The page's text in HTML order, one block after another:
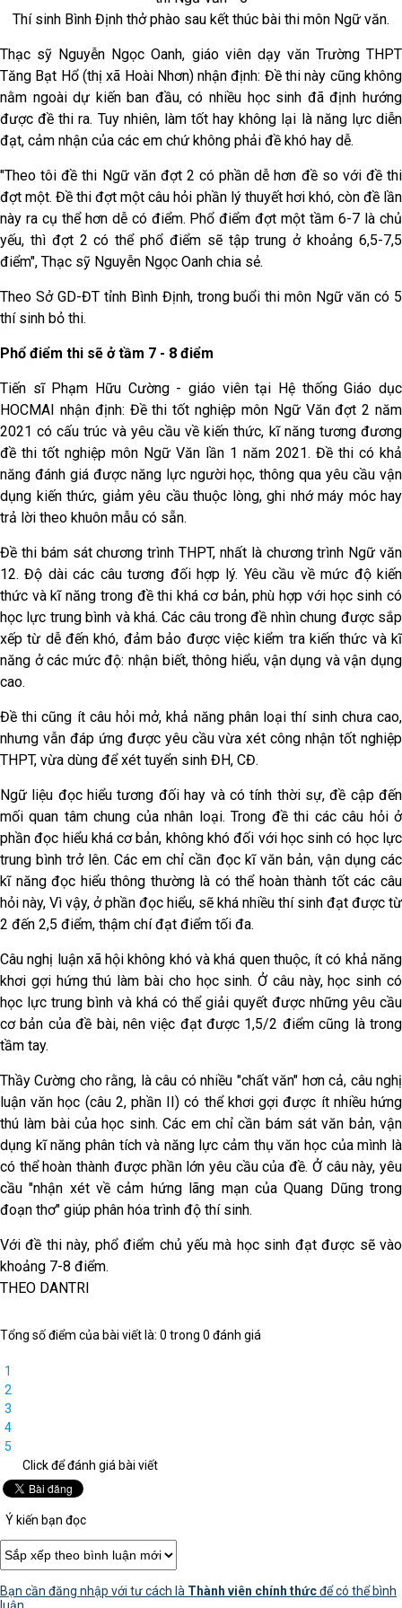
Thí sinh Bình Định thở phào sau kết thúc bài thi môn Ngữ văn.
Thạc sỹ Nguyễn Ngọc Oanh, giáo viên dạy văn Trường THPT
Tăng Bạt Hổ (thị xã Hoài Nhơn) nhận định: Đề thi này cũng không
nằm ngoài dự kiến ban đầu, có nhiều học sinh đã định hướng
được đề thi ra. Tuy nhiên, làm tốt hay không lại là năng lực diễn
đạt, cảm nhận của các em chứ không phải đề khó hay dễ.
"Theo tôi đề thi Ngữ văn đợt 2 có phần dễ hơn đề so với đề thi
đợt một. Đề thi đợt một câu hỏi phần lý thuyết hơi khó, còn đề lần
này ra cụ thể hơn dễ có điểm. Phổ điểm đợt một tầm 6-7 là chủ
yếu, thì đợt 2 có thể phổ điểm sẽ tập trung ở khoảng 6,5-7,5
điểm", Thạc sỹ Nguyễn Ngọc Oanh chia sẻ.
Theo Sở GD-ĐT tỉnh Bình Định, trong buổi thi môn Ngữ văn có 5
thí sinh bỏ thi.
Phổ điểm thi sẽ ở tầm 7 - 8 điểm
Tiến sĩ Phạm Hữu Cường - giáo viên tại Hệ thống Giáo dục
HOCMAI nhận định: Đề thi tốt nghiệp môn Ngữ Văn đợt 2 năm
2021 có cấu trúc và yêu cầu về kiến thức, kĩ năng tương đương
đề thi tốt nghiệp môn Ngữ Văn lần 1 năm 2021. Đề thi có khả
năng đánh giá được năng lực người học, thông qua yêu cầu vận
dụng kiến thức, giảm yêu cầu thuộc lòng, ghi nhớ máy móc hay
trả lời theo khuôn mẫu có sẵn.
Đề thi bám sát chương trình THPT, nhất là chương trình Ngữ văn
12. Độ dài các câu tương đối hợp lý. Yêu cầu về mức độ kiến
thức và kĩ năng trong đề thi khá cơ bản, phù hợp với học sinh có
học lực trung bình và khá. Các câu trong đề nhìn chung được sắp
xếp từ dễ đến khó, đảm bảo được việc kiểm tra kiến thức và kĩ
năng ở các mức độ: nhận biết, thông hiểu, vận dụng và vận dụng
cao.
Đề thi cũng ít câu hỏi mở, khả năng phân loại thí sinh chưa cao,
nhưng vẫn đáp ứng được yêu cầu vừa xét công nhận tốt nghiệp
THPT, vừa dùng để xét tuyển sinh ĐH, CĐ.
Ngữ liệu đọc hiểu tương đối hay và có tính thời sự, đề cập đến
mối quan tâm chung của nhân loại. Trong đề thi các câu hỏi ở
phần đọc hiểu khá cơ bản, không khó đối với học sinh có học lực
trung bình trở lên. Các em chỉ cần đọc kĩ văn bản, vận dụng các
kĩ năng đọc hiểu thông thường là có thể hoàn thành tốt các câu
hỏi này, Vì vậy, ở phần đọc hiểu, sẽ khá nhiều thí sinh đạt được từ
2 đến 2,5 điểm, thậm chí đạt điểm tối đa.
Câu nghị luận xã hội không khó và khá quen thuộc, ít có khả năng
khơi gợi hứng thú làm bài cho học sinh. Ở câu này, học sinh có
học lực trung bình và khá có thể giải quyết được những yêu cầu
cơ bản của đề bài, nên việc đạt được 1,5/2 điểm cũng là trong
tầm tay.
Thầy Cường cho rằng, là câu có nhiều "chất văn" hơn cả, câu nghị
luận văn học (câu 2, phần II) có thể khơi gợi được ít nhiều hứng
thú làm bài của học sinh. Các em chỉ cần bám sát văn bản, vận
dụng kĩ năng phân tích và năng lực cảm thụ văn học của mình là
có thể hoàn thành được phần lớn yêu cầu của đề. Ở câu này, yêu
cầu "nhận xét về cảm hứng lãng mạn của Quang Dũng trong
đoạn thơ" giúp phân hóa trình độ thí sinh.
Với đề thi này, phổ điểm chủ yếu mà học sinh đạt được sẽ vào
khoảng 7-8 điểm.
THEO DANTRI
Tổng số điểm của bài viết là: 0 trong 0 đánh giá
1
2
3
4
5
Click để đánh giá bài viết
Ý kiến bạn đọc
Bạn cần đăng nhập với tư cách là Thành viên chính thứcđể có thể bình